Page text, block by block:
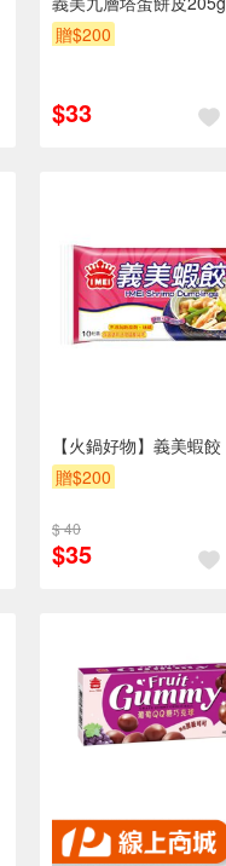
贈$200
$33
【火鍋好物】義美蝦餃
贈$200
$ 40
$35